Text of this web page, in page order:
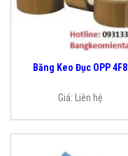
Băng Keo Đục OPP 4F8
Giá: Liên hệ